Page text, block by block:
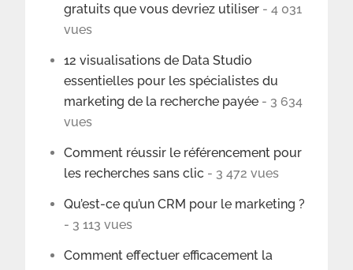
gratuits que vous devriez utiliser - 4 031
vues
12 visualisations de Data Studio
essentielles pour les spécialistes du
marketing de la recherche payée - 3 634
vues
Comment réussir le référencement pour
les recherches sans clic - 3 472 vues
Qu’est-ce qu’un CRM pour le marketing ?
- 3 113 vues
Comment effectuer efficacement la